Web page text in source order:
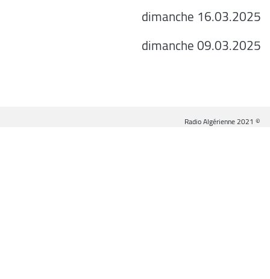
dimanche 16.03.2025
dimanche 09.03.2025
© Radio Algérienne 2021